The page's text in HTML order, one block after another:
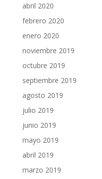
abril 2020
febrero 2020
enero 2020
noviembre 2019
octubre 2019
septiembre 2019
agosto 2019
julio 2019
junio 2019
mayo 2019
abril 2019
marzo 2019